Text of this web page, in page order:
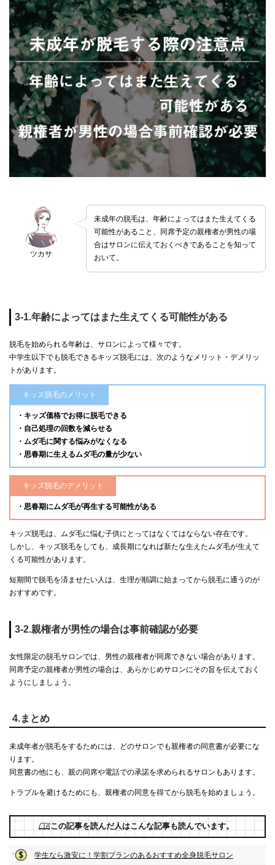
ツカサ
未成年の脱毛は、年齢によってはまた生えてくる
可能性があること、同席予定の親権者が男性の場
合はサロンに伝えておくべきであることを知って
おいて。
3-1.年齢によってはまた生えてくる可能性がある
脱毛を始められる年齢は、サロンによって様々です。
中学生以下でも脱毛できるキッズ脱毛には、次のようなメリット・デメリッ
トがあります。
キッズ脱毛のメリット
・キッズ価格でお得に脱毛できる
・自己処理の回数を減らせる
・ムダ毛に関する悩みがなくなる
・思春期に生えるムダ毛の量が少ない
キッズ脱毛のデメリット
・思春期にムダ毛が再生する可能性がある
キッズ脱毛は、ムダ毛に悩む子供にとってはなくてはならない存在です。
しかし、キッズ脱毛をしても、成長期になれば新たな生えたムダ毛が生えて
くる可能性があります。
短期間で脱毛を済ませたい人は、生理が順調に始まってから脱毛に通うのが
おすすめです。
3-2.親権者が男性の場合は事前確認が必要
女性限定の脱毛サロンでは、男性の親権者が同席できない場合があります。
同席予定の親権者が男性の場合は、あらかじめサロンにその旨を伝えておく
ようにしましょう。
4.まとめ
未成年者が脱毛をするためには、どのサロンでも親権者の同意書が必要にな
ります。
同意書の他にも、親の同席や電話での承諾を求められるサロンもあります。
トラブルを避けるためにも、親権者の同意を得てから脱毛を始めましょう。
この記事を読んだ人はこんな記事も読んでいます。
学生なら激安に！学割プランのあるおすすめ全身脱毛サロン